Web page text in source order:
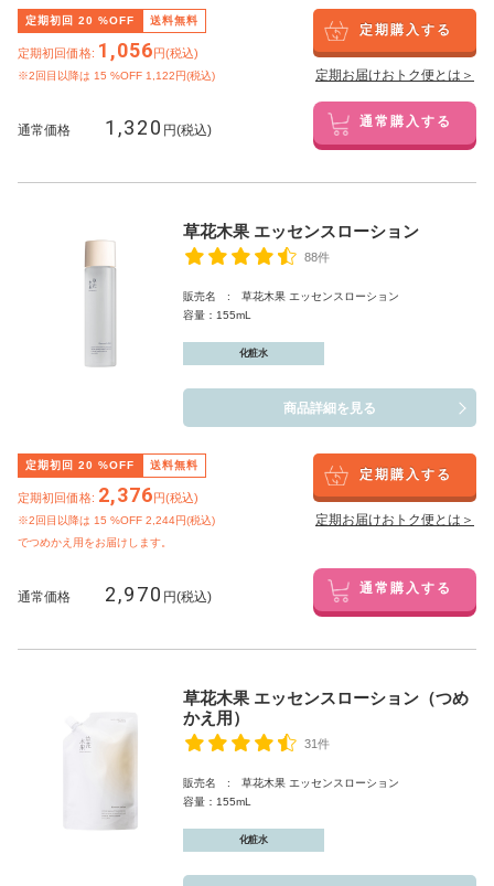
定期初回 20 %OFF 送料無料
定期初回価格: 1,056円(税込)
※2回目以降は 15 %OFF 1,122円(税込)
定期購入する
定期お届けおトク便とは＞
通常価格 1,320 円(税込) 通常購入する
草花木果 エッセンスローション
88件
販売名 : 草花木果 エッセンスローション
容量：155mL
化粧水
商品詳細を見る
定期初回 20 %OFF 送料無料
定期初回価格: 2,376円(税込)
※2回目以降は 15 %OFF 2,244円(税込)
でつめかえ用をお届けします。
定期購入する
定期お届けおトク便とは＞
通常価格 2,970 円(税込) 通常購入する
草花木果 エッセンスローション（つめ
かえ用）
31件
販売名 : 草花木果 エッセンスローション
容量：155mL
化粧水